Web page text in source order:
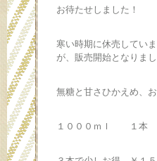
お待たせしました！
寒い時期に休売してい
が、販売開始となりまし
無糖と甘さひかえめ、
１０００ｍｌ １本